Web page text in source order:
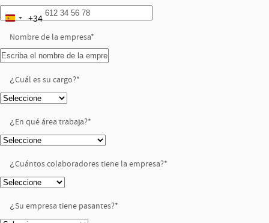
Spain
+34
+34
Nombre de la empresa*
¿Cuál es su cargo?*
¿En qué área trabaja?*
¿Cuántos colaboradores tiene la empresa?*
¿Su empresa tiene pasantes?*